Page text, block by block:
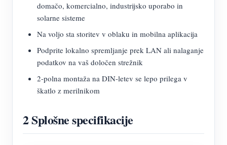
domačo, komercialno, industrijsko uporabo in
solarne sisteme
Na voljo sta storitev v oblaku in mobilna aplikacija
Podprite lokalno spremljanje prek LAN ali nalaganje
podatkov na vaš določen strežnik
2-polna montaža na DIN-letev se lepo prilega v
škatlo z merilnikom
2 Splošne specifikacije